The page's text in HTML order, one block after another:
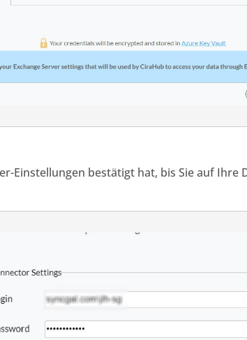
Einstellungen bestätigt hat, bis Sie auf Ihre